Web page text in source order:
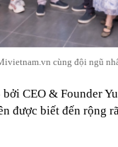
cùng đội ngũ
CEO & Founder
được biết đến rộng